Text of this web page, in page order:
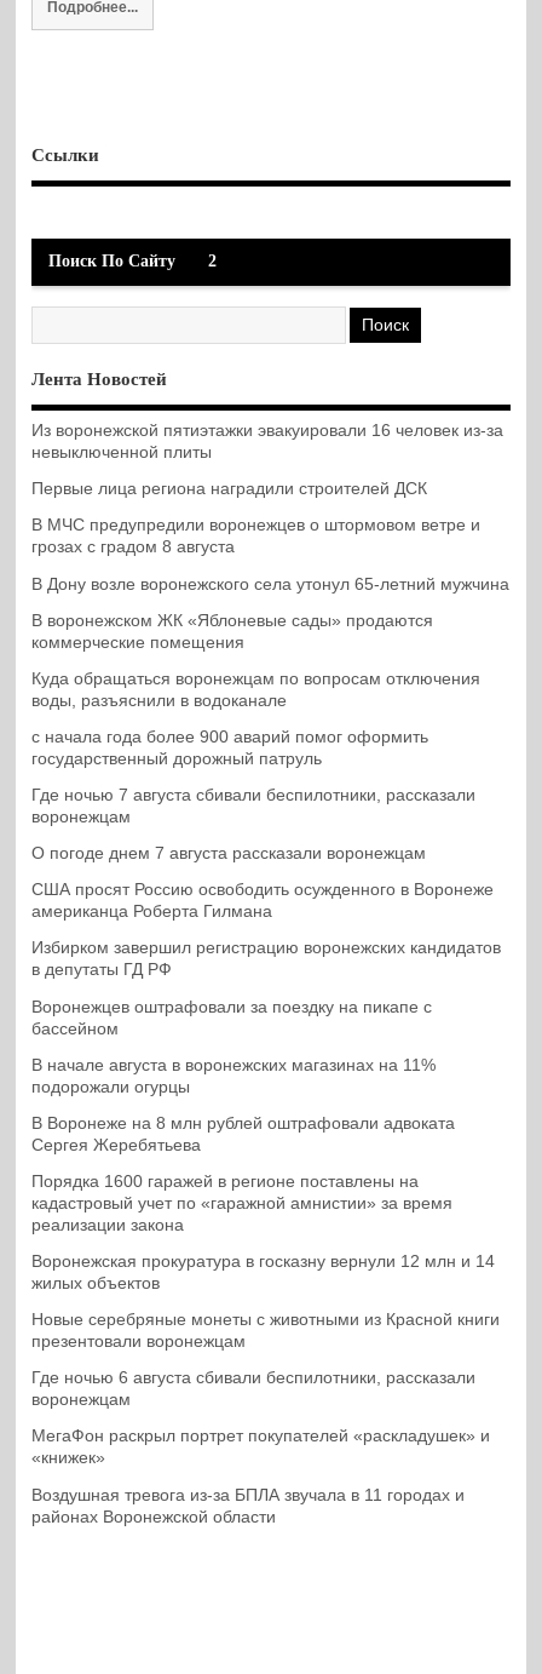
Подробнее...
Ссылки
Поиск По Сайту 2
Лента Новостей
Из воронежской пятиэтажки эвакуировали 16 человек из-за
невыключенной плиты
Первые лица региона наградили строителей ДСК
В МЧС предупредили воронежцев о штормовом ветре и
грозах с градом 8 августа
В Дону возле воронежского села утонул 65-летний мужчина
В воронежском ЖК «Яблоневые сады» продаются
коммерческие помещения
Куда обращаться воронежцам по вопросам отключения
воды, разъяснили в водоканале
с начала года более 900 аварий помог оформить
государственный дорожный патруль
Где ночью 7 августа сбивали беспилотники, рассказали
воронежцам
О погоде днем 7 августа рассказали воронежцам
США просят Россию освободить осужденного в Воронеже
американца Роберта Гилмана
Избирком завершил регистрацию воронежских кандидатов
в депутаты ГД РФ
Воронежцев оштрафовали за поездку на пикапе с
бассейном
В начале августа в воронежских магазинах на 11%
подорожали огурцы
В Воронеже на 8 млн рублей оштрафовали адвоката
Сергея Жеребятьева
Порядка 1600 гаражей в регионе поставлены на
кадастровый учет по «гаражной амнистии» за время
реализации закона
Воронежская прокуратура в госказну вернули 12 млн и 14
жилых объектов
Новые серебряные монеты с животными из Красной книги
презентовали воронежцам
Где ночью 6 августа сбивали беспилотники, рассказали
воронежцам
МегаФон раскрыл портрет покупателей «раскладушек» и
«книжек»
Воздушная тревога из-за БПЛА звучала в 11 городах и
районах Воронежской области